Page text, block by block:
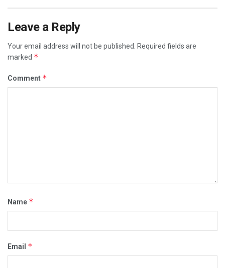
Leave a Reply
Your email address will not be published.
Required fields are
marked *
Comment *
Name *
Email *